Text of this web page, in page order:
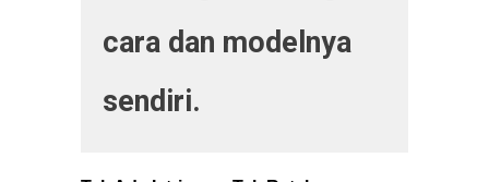
cara dan modelnya
sendiri.